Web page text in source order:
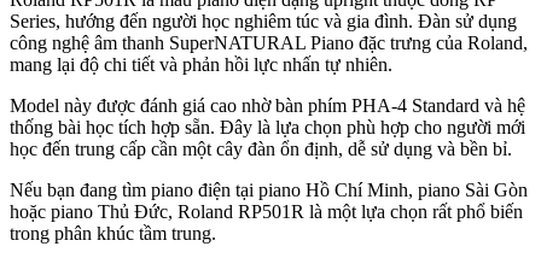
Series, hướng đến người học nghiêm túc và gia đình. Đàn sử dụng
công nghệ âm thanh SuperNATURAL Piano đặc trưng của Roland,
mang lại độ chi tiết và phản hồi lực nhấn tự nhiên.
Model này được đánh giá cao nhờ bàn phím PHA-4 Standard và hệ
thống bài học tích hợp sẵn. Đây là lựa chọn phù hợp cho người mới
học đến trung cấp cần một cây đàn ổn định, dễ sử dụng và bền bỉ.
Nếu bạn đang tìm piano điện tại piano Hồ Chí Minh, piano Sài Gòn
hoặc piano Thủ Đức, Roland RP501R là một lựa chọn rất phổ biến
trong phân khúc tầm trung.